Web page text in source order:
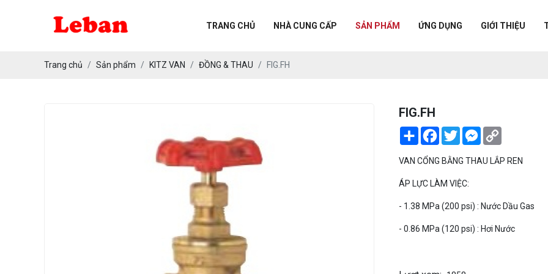
TRANG CHỦ NHÀ CUNG CẤP SẢN PHẨM ỨNG DỤNG GIỚI THIỆU
KITZ VANTrang chủ Sản phẩm KITZ VAN ĐỒNG & THAU FIG.FH
FIG.FH
Share Facebook
TwitterMessenger
VAN CỔNG BẰNG THAU LẮP REN
ÁP LỰC LÀM VIỆC:
- 1.38 MPa (200 psi) : Nước Dầu Gas
- 0.86 MPa (120 psi) : Hơi Nước